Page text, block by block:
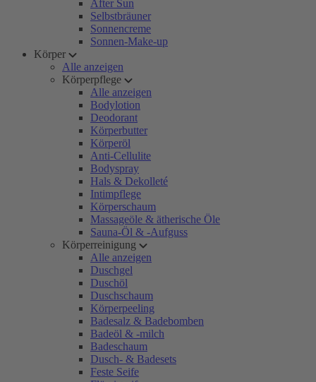
After Sun
Selbstbräuner
Sonnencreme
Sonnen-Make-up
Körper
Alle anzeigen
Körperpflege
Alle anzeigen
Bodylotion
Deodorant
Körperbutter
Körperöl
Anti-Cellulite
Bodyspray
Hals & Dekolleté
Intimpflege
Körperschaum
Massageöle & ätherische Öle
Sauna-Öl & -Aufguss
Körperreinigung
Alle anzeigen
Duschgel
Duschöl
Duschschaum
Körperpeeling
Badesalz & Badebomben
Badeöl & -milch
Badeschaum
Dusch- & Badesets
Feste Seife